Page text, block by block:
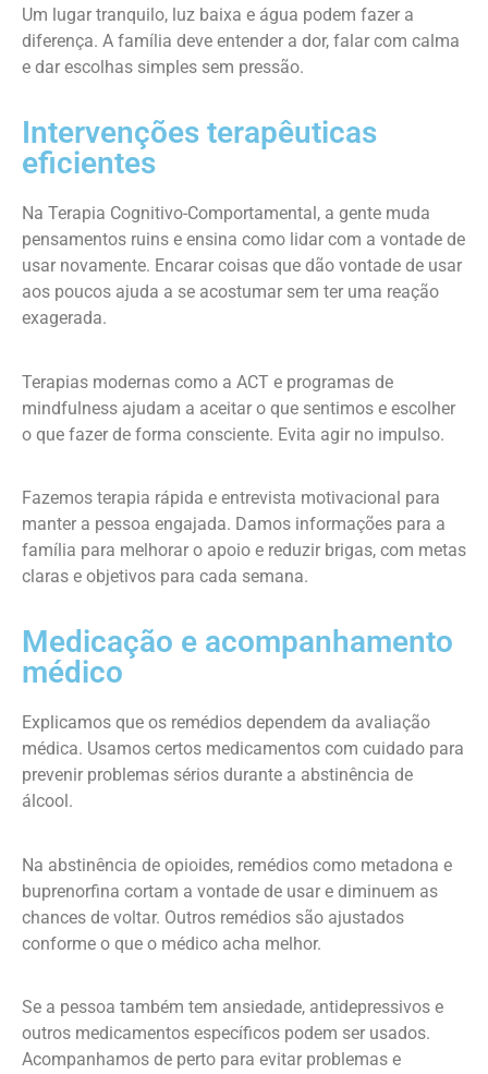
Um lugar tranquilo, luz baixa e água podem fazer a
diferença. A família deve entender a dor, falar com calma
e dar escolhas simples sem pressão.
Intervenções terapêuticas
eficientes
Na Terapia Cognitivo-Comportamental, a gente muda
pensamentos ruins e ensina como lidar com a vontade de
usar novamente. Encarar coisas que dão vontade de usar
aos poucos ajuda a se acostumar sem ter uma reação
exagerada.
Terapias modernas como a ACT e programas de
mindfulness ajudam a aceitar o que sentimos e escolher
o que fazer de forma consciente. Evita agir no impulso.
Fazemos terapia rápida e entrevista motivacional para
manter a pessoa engajada. Damos informações para a
família para melhorar o apoio e reduzir brigas, com metas
claras e objetivos para cada semana.
Medicação e acompanhamento
médico
Explicamos que os remédios dependem da avaliação
médica. Usamos certos medicamentos com cuidado para
prevenir problemas sérios durante a abstinência de
álcool.
Na abstinência de opioides, remédios como metadona e
buprenorfina cortam a vontade de usar e diminuem as
chances de voltar. Outros remédios são ajustados
conforme o que o médico acha melhor.
Se a pessoa também tem ansiedade, antidepressivos e
outros medicamentos específicos podem ser usados.
Acompanhamos de perto para evitar problemas e